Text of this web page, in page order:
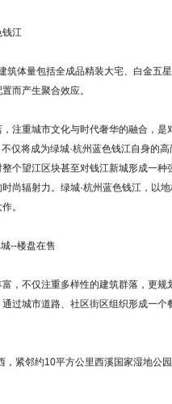
江
体量包括全成品精装大宅、白金五
而产生聚合效应。
重城市文化与时代奢华的融合，是
仅将成为绿城·杭州蓝色钱江自身的
个望江区块甚至对钱江新城形成一
尚辐射力。绿城·杭州蓝色钱江，以
。
--楼盘在售
不仅注重多样性的建筑群落，更规
过城市道路、社区街区组织形成一
紧邻约10平方公里西溪国家湿地公